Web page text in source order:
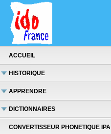
ACCUEIL
HISTORIQUE
APPRENDRE
DICTIONNAIRES
CONVERTISSEUR PHONETIQUE IPA